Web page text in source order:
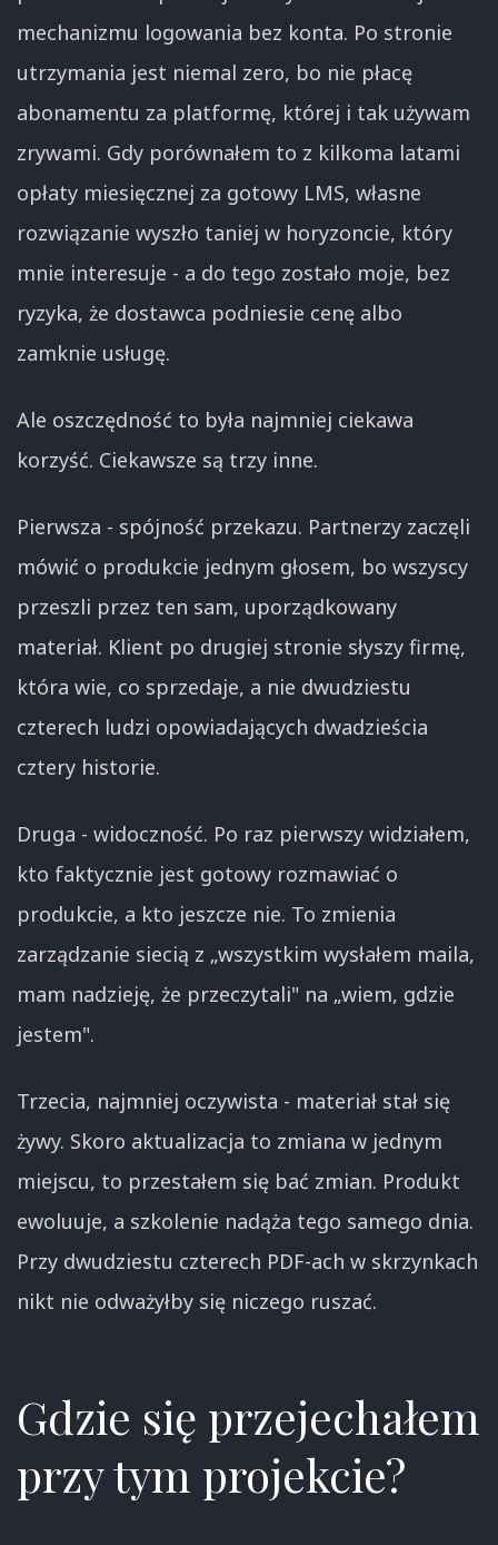
mechanizmu logowania bez konta. Po stronie
utrzymania jest niemal zero, bo nie płacę
abonamentu za platformę, której i tak używam
zrywami. Gdy porównałem to z kilkoma latami
opłaty miesięcznej za gotowy LMS, własne
rozwiązanie wyszło taniej w horyzoncie, który
mnie interesuje - a do tego zostało moje, bez
ryzyka, że dostawca podniesie cenę albo
zamknie usługę.
Ale oszczędność to była najmniej ciekawa
korzyść. Ciekawsze są trzy inne.
Pierwsza - spójność przekazu. Partnerzy zaczęli
mówić o produkcie jednym głosem, bo wszyscy
przeszli przez ten sam, uporządkowany
materiał. Klient po drugiej stronie słyszy firmę,
która wie, co sprzedaje, a nie dwudziestu
czterech ludzi opowiadających dwadzieścia
cztery historie.
Druga - widoczność. Po raz pierwszy widziałem,
kto faktycznie jest gotowy rozmawiać o
produkcie, a kto jeszcze nie. To zmienia
zarządzanie siecią z „wszystkim wysłałem maila,
mam nadzieję, że przeczytali" na „wiem, gdzie
jestem".
Trzecia, najmniej oczywista - materiał stał się
żywy. Skoro aktualizacja to zmiana w jednym
miejscu, to przestałem się bać zmian. Produkt
ewoluuje, a szkolenie nadąża tego samego dnia.
Przy dwudziestu czterech PDF-ach w skrzynkach
nikt nie odważyłby się niczego ruszać.
Gdzie się przejechałem
przy tym projekcie?